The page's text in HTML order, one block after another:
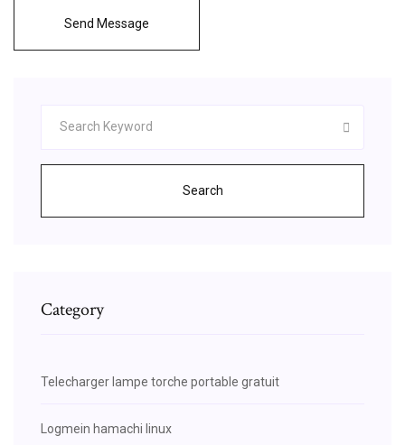
Send Message
Search
Category
Telecharger lampe torche portable gratuit
Logmein hamachi linux